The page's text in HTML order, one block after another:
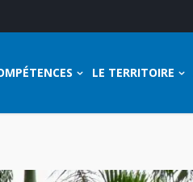
LE TERRITOIRE